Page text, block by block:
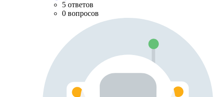
5 ответов
0 вопросов